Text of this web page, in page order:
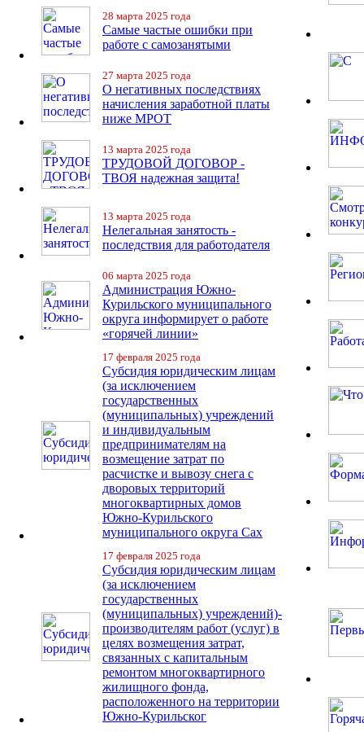
28 марта 2025 года
Самые частые ошибки при
работе с самозанятыми
27 марта 2025 года
О негативных последствиях
начисления заработной платы
ниже МРОТ
13 марта 2025 года
ТРУДОВОЙ ДОГОВОР -
ТВОЯ надежная защита!
13 марта 2025 года
Нелегальная занятость -
последствия для работодателя
06 марта 2025 года
Администрация Южно-
Курильского муниципального
округа информирует о работе
«горячей линии»
17 февраля 2025 года
Субсидия юридическим лицам
(за исключением
государственных
(муниципальных) учреждений
и индивидуальным
предпринимателям на
возмещение затрат по
расчистке и вывозу снега с
дворовых территорий
многоквартирных домов
Южно-Курильского
муниципального округа Сах
17 февраля 2025 года
Субсидия юридическим лицам
(за исключением
государственных
(муниципальных) учреждений)-
производителям работ (услуг) в
целях возмещения затрат,
связанных с капитальным
ремонтом многоквартирного
жилищного фонда,
расположенного на территории
Южно-Курильског